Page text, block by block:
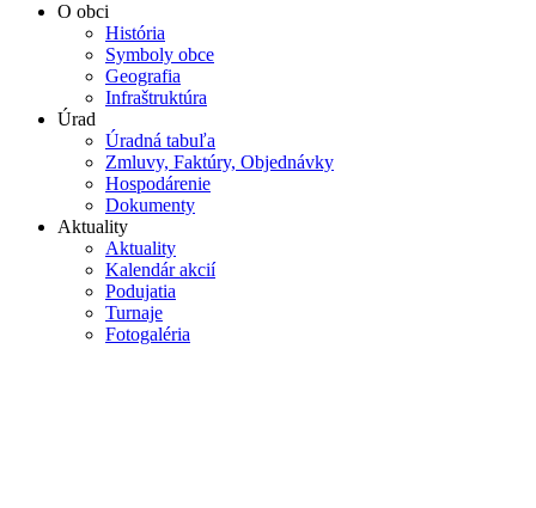
O obci
História
Symboly obce
Geografia
Infraštruktúra
Úrad
Úradná tabuľa
Zmluvy, Faktúry, Objednávky
Hospodárenie
Dokumenty
Aktuality
Aktuality
Kalendár akcií
Podujatia
Turnaje
Fotogaléria